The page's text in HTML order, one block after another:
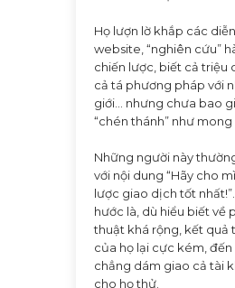
Họ lượn lờ khắp các
website, “nghiên cứu”
chiến lược, biết cả triệu
cả tá phương pháp với
giới… nhưng chưa bao
“chén thánh” như mong
Những người này
với nội dung “Hãy cho
lược giao dịch tốt
hước là, dù hiểu biết về
thuật khá rộng, kết quả
của họ lại cực kém,
chẳng dám giao cả tài
cho họ thử.